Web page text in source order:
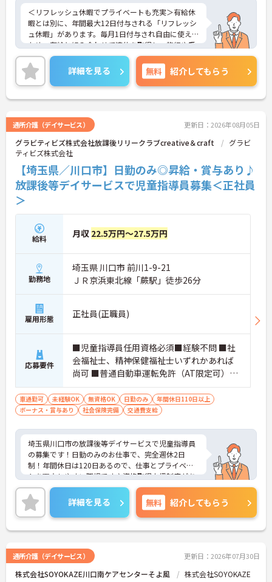
＜リフレッシュ休暇でプライベートも充実＞有給休
暇とは別に、年間最大12日付与される「リフレッシ
ュ休暇」があります。毎月1日付与され自由に使える
ため、有給と組み合わせて連休を取得し、旅行や趣
味を楽しむスタッフも多くいます。夜勤がなく日勤
のみの勤務なので、生活リズムも整えやすく、仕事
とプライベートのメリハリをつけて無理なく働けま
す。
＜将来を見据えた多彩なキャリアパスと待遇＞「介
レンジ」など、希望に合わせた多彩なキャリアプラ
ンが用意されています。階層別の研修や資格取得支
援制度があり、働きながらスキルアップが可能で
す。
詳細を見る 無料 紹介してもらう
通所介護（デイサービス） 更新日：2026年08月05日
グラビティビズ株式会社放課後リリークラブcreative＆craft
グラビ
ティビズ株式会社
【埼玉県／川口市】日勤のみ◎昇給・賞与あり♪
放課後等デイサービスで児童指導員募集＜正社員
＞
給料 月収 22.5万円～27.5万円
勤務地
埼玉県 川口市 前川1-9-21
ＪＲ京浜東北線「蕨駅」徒歩26分
雇用形態 正社員(正職員)
応募要件
■児童指導員任用資格必須■経験不問 ■社
会福祉士、精神保健福祉士いずれかあれば
尚可 ■普通自動車運転免許（AT限定可）あ
れば尚可
車通勤可 未経験OK 無資格OK 日勤のみ
年間休日110日以上
ボーナス・賞与あり
社会保険完備 交通費支給
埼玉県川口市の放課後等デイサービスで児童指導員
の募集です！日勤のみのお仕事で、完全週休2日
制！年間休日は120日あるので、仕事とプライベー
トを両立しやすい職場です♪資格取得支援制度があ
るので、働きながらスキルアップも目指せます！ご
興味のある方は、面接ポイントをお伝えしますの
で、お気軽にご連絡ください。
詳細を見る 無料 紹介してもらう
通所介護（デイサービス） 更新日：2026年07月30日
株式会社SOYOKAZE川口南ケアセンターそよ風 株式会社SOYOKAZE